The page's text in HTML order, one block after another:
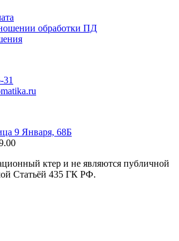
обработки ПД
31
9 Января, 68Б
ктер и не являются публичной
Статьёй 435 ГК РФ.